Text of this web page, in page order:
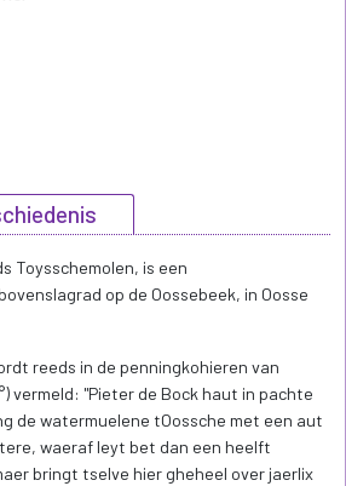
Toysschemolen, is een
op de Oossebeek, in Oosse
reeds in de penningkohieren van
vermeld: "Pieter de Bock haut in pachte
de watermuelene tOossche met een aut
waeraf leyt bet dan een heelft
bringt tselve hier gheheel over jaerlix